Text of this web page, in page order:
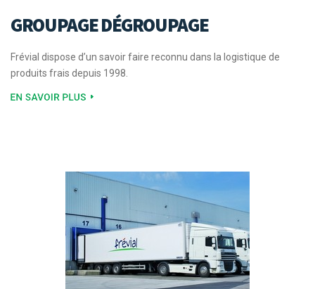
GROUPAGE DÉGROUPAGE
Frévial dispose d’un savoir faire reconnu dans la logistique de
produits frais depuis 1998.